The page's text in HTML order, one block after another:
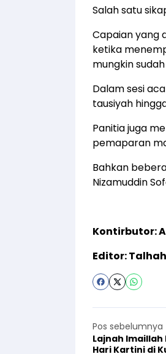
Salah satu
Capaian yang
ketika
mungkin
Dalam sesi
tausiyah
Panitia juga
pemaparan
Bahkan
Nizamuddin
Kontirbutor:
Editor:
Pos sebelumnya
Lajnah
Hari Kartini di